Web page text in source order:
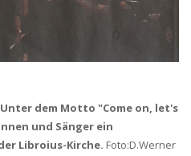
dem Motto "Come on, let's
und Sänger ein
Libroius-Kirche. Foto:D.Werner